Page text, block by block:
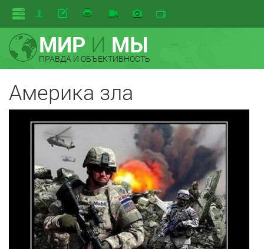
МИРИ МЫ
ПРАВДА И ОБЪЕКТИВНОСТЬ
Америка зла